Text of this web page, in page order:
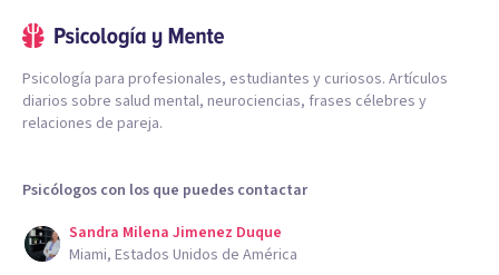
Psicología para profesionales, estudiantes y curiosos. Artículos
diarios sobre salud mental, neurociencias, frases célebres y
relaciones de pareja.
Psicólogos con los que puedes contactar
Sandra Milena Jimenez Duque
Miami, Estados Unidos de América